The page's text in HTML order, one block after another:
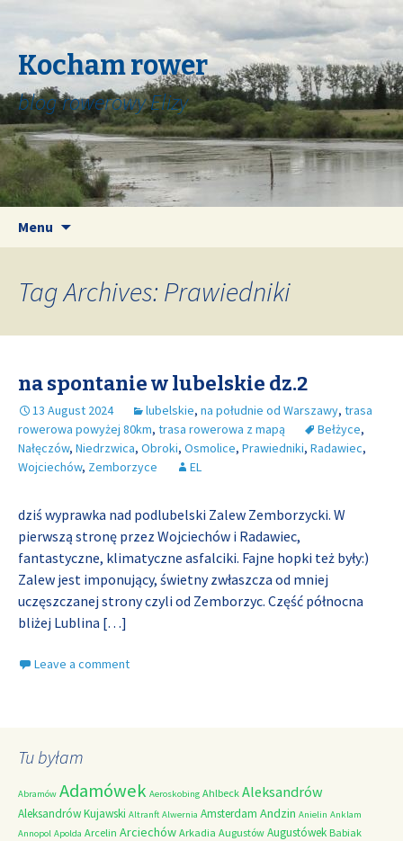
Kocham rower
blog rowerowy Elizy
Menu
Tag Archives: Prawiedniki
na spontanie w lubelskie dz.2
13 August 2024 lubelskie, na południe od Warszawy, trasa
rowerowa powyżej 80km, trasa rowerowa z mapą Bełżyce,
Nałęczów, Niedrzwica, Obroki, Osmolice, Prawiedniki, Radawiec,
Wojciechów, Zemborzyce EL
dziś wyprawka nad podlubelski Zalew Zemborzycki. W
pierwszą stronę przez Wojciechów i Radawiec,
fantastyczne, klimatyczne asfalciki. Fajne hopki też były:)
Zalew jest imponujący, świetny zwłaszcza od mniej
uczęszczanej strony czyli od Zemborzyc. Część północna
bliżej Lublina […]
Leave a comment
Tu byłam
Abramów Adamówek Aeroskobing Ahlbeck Aleksandrów
Aleksandrów Kujawski Altranft Alwernia Amsterdam Andzin Anielin Anklam
Annopol Apolda Arcelin Arciechów Arkadia Augustów Augustówek Babiak